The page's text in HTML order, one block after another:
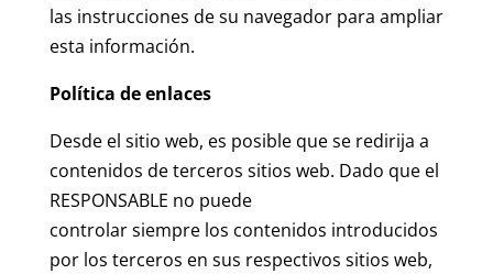
las instrucciones de su navegador para ampliar
esta información.
Política de enlaces
Desde el sitio web, es posible que se redirija a
contenidos de terceros sitios web. Dado que el
RESPONSABLE no puede
controlar siempre los contenidos introducidos
por los terceros en sus respectivos sitios web,